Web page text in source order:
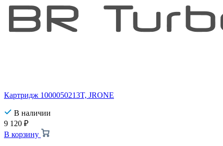
Картридж 1000050213T, JRONE
В наличии
9 120 ₽
В корзину